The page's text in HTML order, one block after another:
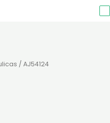
/ AJ54124